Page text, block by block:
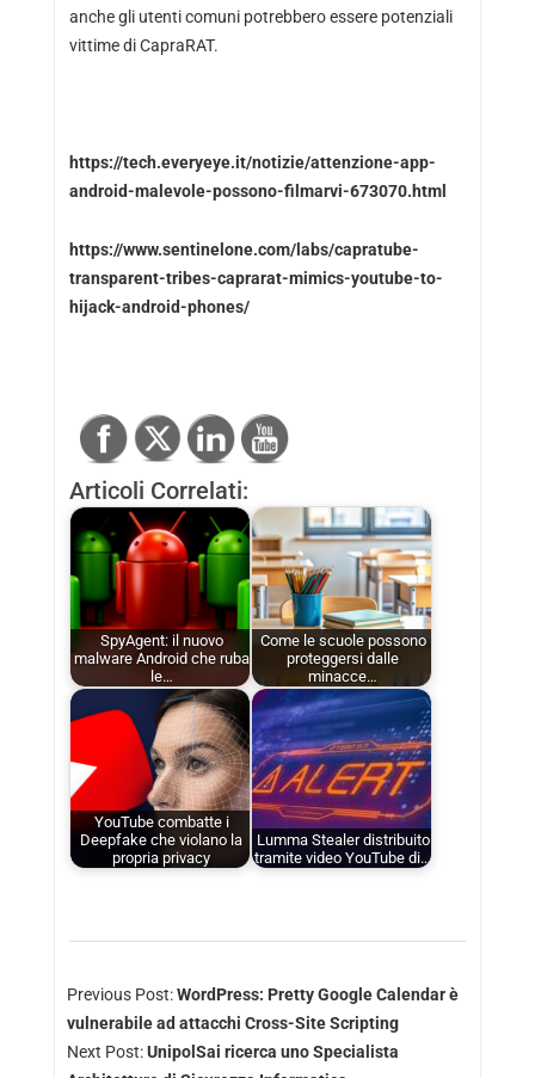
anche gli utenti comuni potrebbero essere potenziali
vittime di CapraRAT.
https://tech.everyeye.it/notizie/attenzione-app-
android-malevole-possono-filmarvi-673070.html
https://www.sentinelone.com/labs/capratube-
transparent-tribes-caprarat-mimics-youtube-to-
hijack-android-phones/
Articoli Correlati:
SpyAgent: il nuovo
malware Android che ruba
le…
Come le scuole possono
proteggersi dalle
minacce…
YouTube combatte i
Deepfake che violano la
propria privacy
Lumma Stealer distribuito
tramite video YouTube di…
Previous Post:WordPress: Pretty Google Calendar è
vulnerabile ad attacchi Cross-Site Scripting
Next Post:UnipolSai ricerca uno Specialista